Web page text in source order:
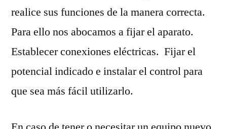
realice sus funciones de la manera correcta.
Para ello nos abocamos a fijar el aparato.
Establecer conexiones eléctricas. Fijar el
potencial indicado e instalar el control para
que sea más fácil utilizarlo.